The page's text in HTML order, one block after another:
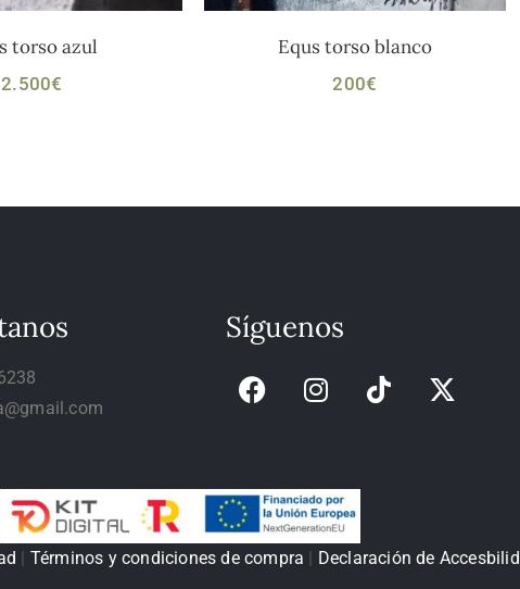
torso azul
2.500€
Equs torso blanco
200€
Síguenos
Términos y condiciones de compra Declaración de